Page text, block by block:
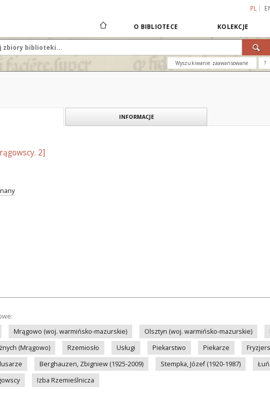
PL
O BIBLIOTECE KOLEKCJE
Wyszukiwanie zaawansowane ?
INFORMACJE
2]
Mrągowo (woj. warmińsko-mazurskie) Olsztyn (woj. warmińsko-mazurskie)
(Mrągowo)
Rzemiosło Usługi Piekarstwo Piekarze
Berghauzen, Zbigniew (1925-2009) Stempka, Józef (1920-1987)
Izba Rzemieślnicza